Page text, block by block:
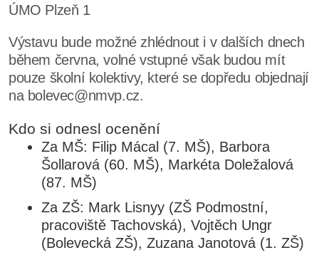
ÚMO Plzeň 1
Výstavu bude možné zhlédnout i v dalších dnech
během června, volné vstupné však budou mít
pouze školní kolektivy, které se dopředu objednají
na bolevec@nmvp.cz.
Kdo si odnesl ocenění
Za MŠ: Filip Mácal (7. MŠ), Barbora
Šollarová (60. MŠ), Markéta Doležalová
(87. MŠ)
Za ZŠ: Mark Lisnyy (ZŠ Podmostní,
pracoviště Tachovská), Vojtěch Ungr
(Bolevecká ZŠ), Zuzana Janotová (1. ZŠ)